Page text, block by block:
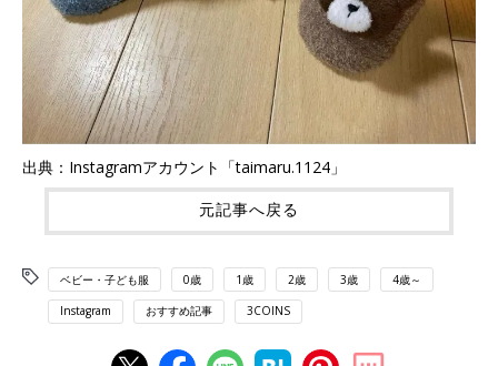
出典：Instagramアカウント「taimaru.1124」
元記事へ戻る
ベビー・子ども服 0歳 1歳 2歳 3歳 4歳～
Instagram おすすめ記事 3COINS